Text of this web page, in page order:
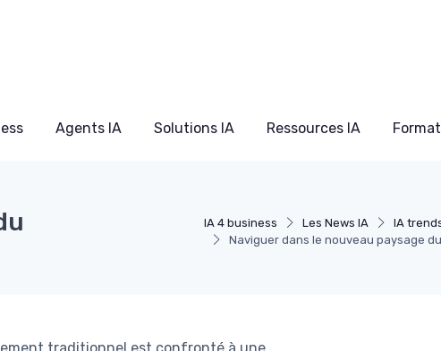
Agents IA Solutions IA Ressources IA
IA 4 business Les News IA
IA
Naviguer dans le nouveau paysage